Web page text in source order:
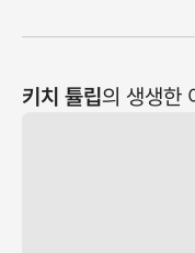
키치 튤립의 생생한